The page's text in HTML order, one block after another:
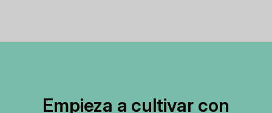
Empieza a cultivar con